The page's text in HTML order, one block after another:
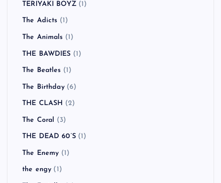
TERIYAKI BOYZ(1)
The Adicts (1)
The Animals (1)
THE BAWDIES (1)
The Beatles (1)
The Birthday(6)
THE CLASH (2)
The Coral (3)
THE DEAD 60’S(1)
The Enemy (1)
the engy (1)